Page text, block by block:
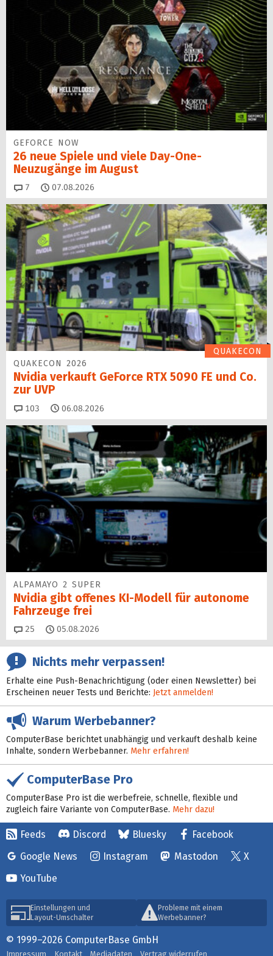
GEFORCE NOW
26 neue Spiele und viele Day-One-
Neuzugänge im August
7 Kommentare
07.08.2026
QUAKECON
QUAKECON 2026
Nvidia verkauft GeForce RTX 5090 FE und Co.
zur UVP
103 Kommentare
06.08.2026
ALPAMAYO 2 SUPER
Nvidia gibt offenes KI-Modell für autonome
Fahrzeuge frei
25 Kommentare
05.08.2026
Nichts mehr verpassen!
Erhalte eine Push-Benachrichtigung (oder einen Newsletter) bei
Erscheinen neuer Tests und Berichte: Jetzt anmelden!
Warum Werbebanner?
ComputerBase berichtet unabhängig und verkauft deshalb keine
Inhalte, sondern Werbebanner. Mehr erfahren!
ComputerBase Pro
ComputerBase Pro ist die werbefreie, schnelle, flexible und
zugleich faire Variante von ComputerBase. Mehr dazu!
Feeds Discord Bluesky
Facebook
Google News
Instagram Mastodon
X
YouTube
Einstellungen und
Layout-Umschalter
Probleme mit einem
Werbebanner?
© 1999–2026 ComputerBase GmbH
Impressum Kontakt Mediadaten Vertrag widerrufen